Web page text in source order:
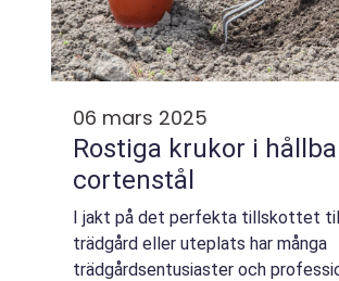
06 mars 2025
Rostiga krukor i
cortenstål
I jakt på det perfekta tillskottet
trädgård eller uteplats har många
trädgårdsentusiaster och